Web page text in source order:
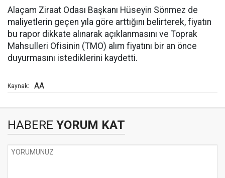
Alaçam Ziraat Odası Başkanı Hüseyin Sönmez de
maliyetlerin geçen yıla göre arttığını belirterek, fiyatın
bu rapor dikkate alınarak açıklanmasını ve Toprak
Mahsulleri Ofisinin (TMO) alım fiyatını bir an önce
duyurmasını istediklerini kaydetti.
Kaynak: AA
HABERE YORUM KAT